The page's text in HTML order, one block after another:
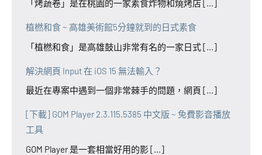
「烤蔬卷」是在桃園的一家素食炸物和燒烤店 [...]
植橪和食 ~ 高雄美術館5分鐘就到的日式素食
「植橪和食」是高雄鼓山非常有名的一家日式 [...]
解決網頁 Input 在 iOS 15 無法輸入？
最近在專案中遇到一個非常棘手的問題，網頁 [...]
[下載] GOM Player 2.3.115.5385 中文版 ~ 免費影音播放
工具
GOM Player 是一套相當好用的影 [...]